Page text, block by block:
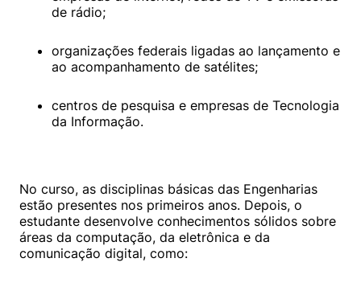
de rádio;
organizações federais ligadas ao lançamento e
ao acompanhamento de satélites;
centros de pesquisa e empresas de Tecnologia
da Informação.
No curso, as disciplinas básicas das Engenharias
estão presentes nos primeiros anos. Depois, o
estudante desenvolve conhecimentos sólidos sobre
áreas da computação, da eletrônica e da
comunicação digital, como: